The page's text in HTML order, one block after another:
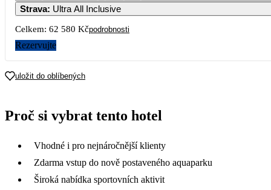
Strava: Ultra All Inclusive
Celkem: 62 580 Kčpodrobnosti
Rezervujte
uložit do oblíbených
Proč si vybrat tento hotel
Vhodné i pro nejnáročnější klienty
Zdarma vstup do nově postaveného aquaparku
Široká nabídka sportovních aktivit